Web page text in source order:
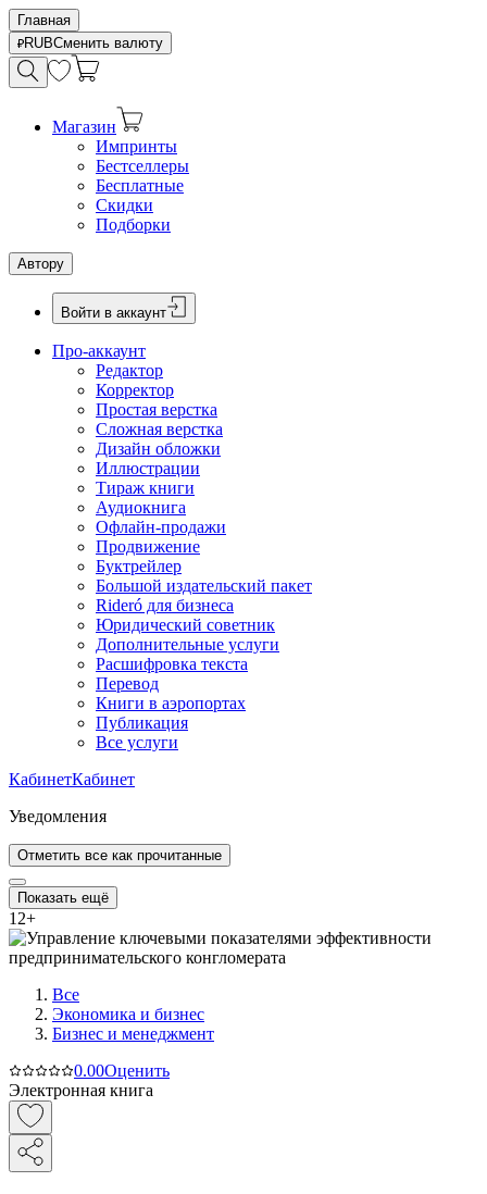
Главная
RUBСменить валюту
Магазин
Импринты
Бестселлеры
Бесплатные
Скидки
Подборки
Автору
Войти в аккаунт
Про-аккаунт
Редактор
Корректор
Простая верстка
Сложная верстка
Дизайн обложки
Иллюстрации
Тираж книги
Аудиокнига
Офлайн-продажи
Продвижение
Буктрейлер
Большой издательский пакет
Rideró для бизнеса
Юридический советник
Дополнительные услуги
Расшифровка текста
Перевод
Книги в аэропортах
Публикация
Все услуги
КабинетКабинет
Уведомления
Отметить все как прочитанные
Показать ещё
12+
Все
Экономика и бизнес
Бизнес и менеджмент
0.00Оценить
Электронная книга